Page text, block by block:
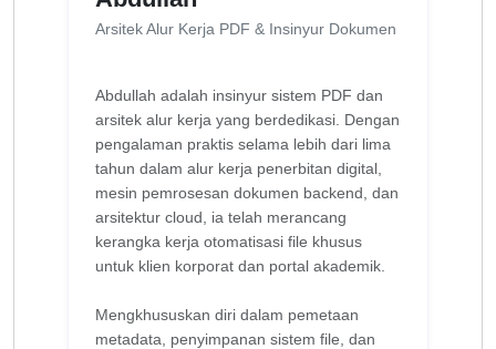
Arsitek Alur Kerja PDF & Insinyur Dokumen
Abdullah adalah insinyur sistem PDF dan
arsitek alur kerja yang berdedikasi. Dengan
pengalaman praktis selama lebih dari lima
tahun dalam alur kerja penerbitan digital,
mesin pemrosesan dokumen backend, dan
arsitektur cloud, ia telah merancang
kerangka kerja otomatisasi file khusus
untuk klien korporat dan portal akademik.
Mengkhususkan diri dalam pemetaan
metadata, penyimpanan sistem file, dan